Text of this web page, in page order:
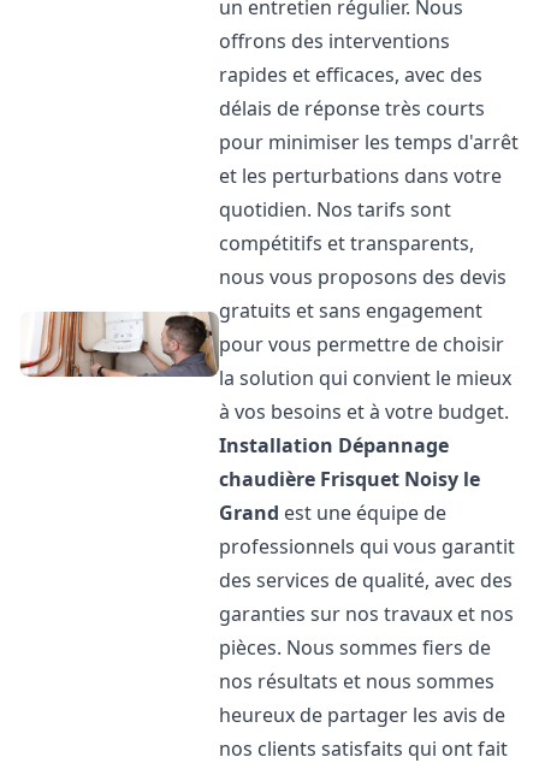
un entretien régulier. Nous
offrons des interventions
rapides et efficaces, avec des
délais de réponse très courts
pour minimiser les temps d'arrêt
et les perturbations dans votre
quotidien. Nos tarifs sont
compétitifs et transparents,
nous vous proposons des devis
gratuits et sans engagement
pour vous permettre de choisir
la solution qui convient le mieux
à vos besoins et à votre budget.
Installation Dépannage
chaudière Frisquet Noisy le
Grand est une équipe de
professionnels qui vous garantit
des services de qualité, avec des
garanties sur nos travaux et nos
pièces. Nous sommes fiers de
nos résultats et nous sommes
heureux de partager les avis de
nos clients satisfaits qui ont fait